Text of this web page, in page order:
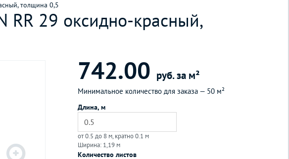
толщина 0,5
RR 29 oксидно-красный,
742.00 руб. за м²
Минимальное количество для заказа — 50 м²
Длина, м
от 0.5 до 8 м, кратно 0.1 м
Ширина: 1,19 м
Количество листов